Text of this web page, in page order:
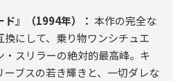
ド』（1994年）： 本作の完全な
換にして、乗り物ワンシチュエ
・スリラーの絶対的最高峰。キ
ーブスの若き輝きと、一切ダレな